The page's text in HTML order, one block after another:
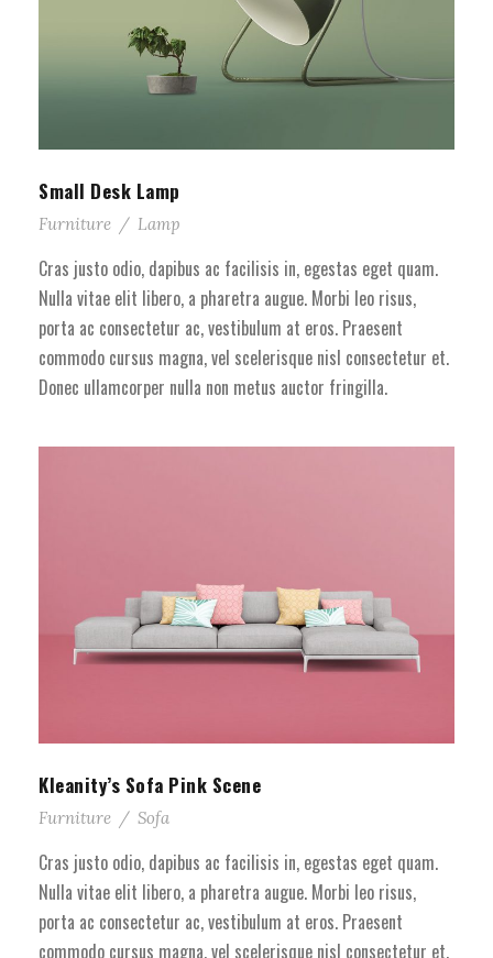
Small Desk Lamp
Furniture / Lamp
Cras justo odio, dapibus ac facilisis in, egestas eget quam.
Nulla vitae elit libero, a pharetra augue. Morbi leo risus,
porta ac consectetur ac, vestibulum at eros. Praesent
commodo cursus magna, vel scelerisque nisl consectetur et.
Donec ullamcorper nulla non metus auctor fringilla.
Kleanity’s Sofa Pink Scene
Furniture / Sofa
Cras justo odio, dapibus ac facilisis in, egestas eget quam.
Nulla vitae elit libero, a pharetra augue. Morbi leo risus,
porta ac consectetur ac, vestibulum at eros. Praesent
commodo cursus magna, vel scelerisque nisl consectetur et.